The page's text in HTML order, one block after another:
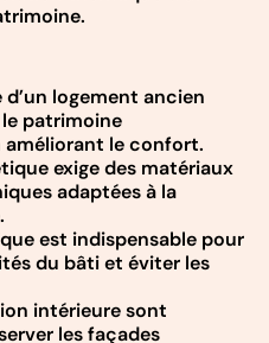
logement ancien
patrimoine
le confort.
exige des matériaux
adaptées à la
est indispensable pour
du bâti et éviter les
intérieure sont
les façades